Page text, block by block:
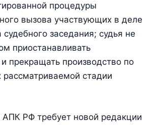
процедуры
вызова участвующих в деле
заседания; судья не
приостанавливать
прекращать производство по
рассматриваемой стадии
РФ требует новой редакции